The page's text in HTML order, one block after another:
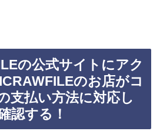
の公式サイトにアク
のお店がコ
支払い方法に対応し
認する！